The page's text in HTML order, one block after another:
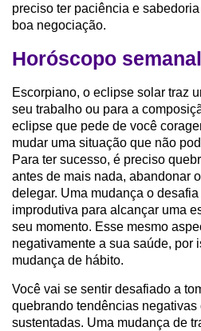
preciso ter paciência e
boa negociação.
Horóscopo
Escorpiano, o eclipse solar traz
seu trabalho ou para a
eclipse que pede de você
mudar uma situação que não
Para ter sucesso, é preciso
antes de mais nada, abandonar
delegar. Uma mudança o
improdutiva para alcançar uma
seu momento. Esse mesmo
negativamente a sua saúde, por
mudança de hábito.
Você vai se sentir desafiado a
quebrando tendências
sustentadas. Uma mudança de